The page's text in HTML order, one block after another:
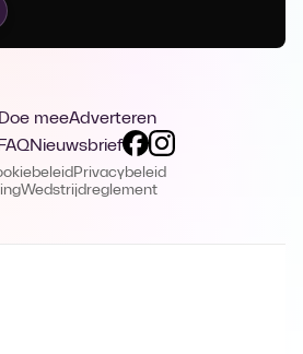
Doe meeAdverteren
Nieuwsbrief
Privacybeleid
Wedstrijdreglement